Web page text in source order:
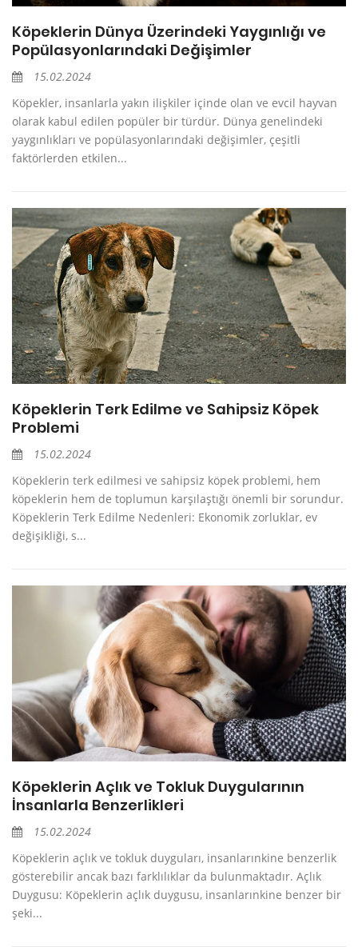
Köpeklerin Dünya Üzerindeki Yaygınlığı ve
Popülasyonlarındaki Değişimler
15.02.2024
Köpekler, insanlarla yakın ilişkiler içinde olan ve evcil hayvan
olarak kabul edilen popüler bir türdür. Dünya genelindeki
yaygınlıkları ve popülasyonlarındaki değişimler, çeşitli
faktörlerden etkilen...
Köpeklerin Terk Edilme ve Sahipsiz Köpek
Problemi
15.02.2024
Köpeklerin terk edilmesi ve sahipsiz köpek problemi, hem
köpeklerin hem de toplumun karşılaştığı önemli bir sorundur.
Köpeklerin Terk Edilme Nedenleri: Ekonomik zorluklar, ev
değişikliği, s...
Köpeklerin Açlık ve Tokluk Duygularının
İnsanlarla Benzerlikleri
15.02.2024
Köpeklerin açlık ve tokluk duyguları, insanlarınkine benzerlik
gösterebilir ancak bazı farklılıklar da bulunmaktadır. Açlık
Duygusu: Köpeklerin açlık duygusu, insanlarınkine benzer bir
şeki...